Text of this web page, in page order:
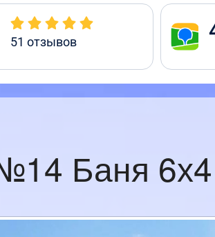
51 отзывов
Баня 6х4